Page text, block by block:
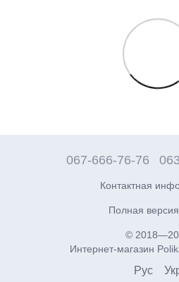
067-666-76-76
Контактная
Полная
©
Интернет-магазин
Рус